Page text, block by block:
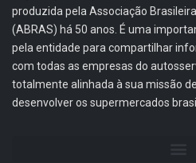
produzida pela Associação
(ABRAS) há 50 anos. É uma
pela entidade para compartilhar
com todas as empresas do
totalmente alinhada à sua missão
desenvolver os supermercados